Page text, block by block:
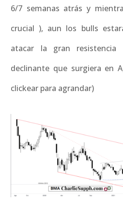
6/7 semanas atrás y
crucial ), aun los bulls
atacar la gran
declinante que surgiera en
clickear para agrandar)